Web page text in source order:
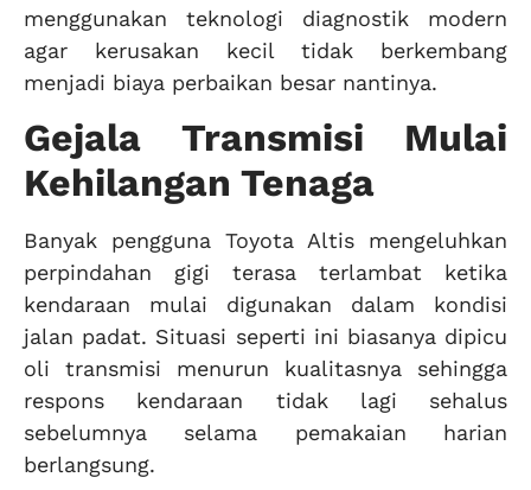
menggunakan teknologi diagnostik modern
agar kerusakan kecil tidak berkembang
menjadi biaya perbaikan besar nantinya.
Gejala Transmisi Mulai
Kehilangan Tenaga
Banyak pengguna Toyota Altis mengeluhkan
perpindahan gigi terasa terlambat ketika
kendaraan mulai digunakan dalam kondisi
jalan padat. Situasi seperti ini biasanya dipicu
oli transmisi menurun kualitasnya sehingga
respons kendaraan tidak lagi sehalus
sebelumnya selama pemakaian harian
berlangsung.